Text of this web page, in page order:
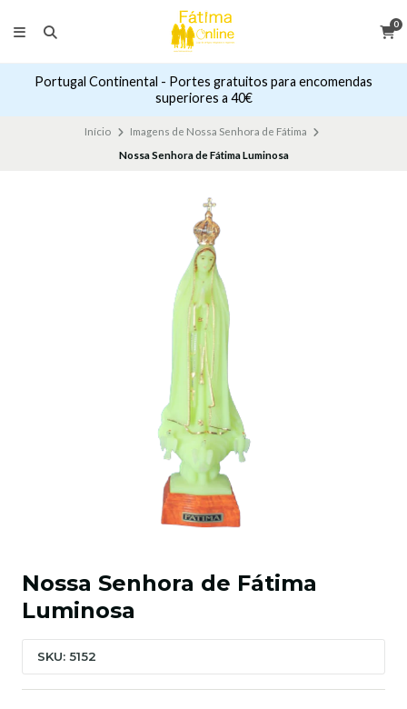
0
Portugal Continental - Portes gratuitos para encomendas
superiores a 40€
Início
Imagens de Nossa Senhora de Fátima
Nossa Senhora de Fátima Luminosa
Nossa Senhora de Fátima
Luminosa
SKU: 5152